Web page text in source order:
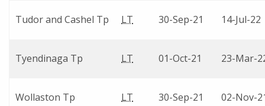
Tudor and Cashel Tp LT 30-Sep-21 14-Jul-22
Tyendinaga Tp LT 01-Oct-21 23-Mar-
Wollaston Tp LT 30-Sep-21 02-Nov-